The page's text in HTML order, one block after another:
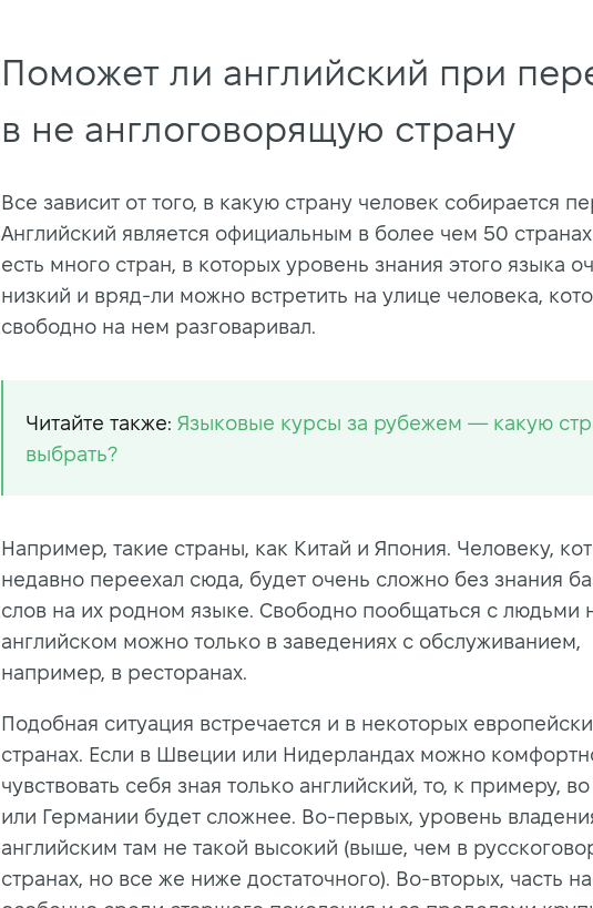
Поможет ли английский при
в не англоговорящую страну
Все зависит от того, в какую страну человек собирается
Английский является официальным в более чем 50
есть много стран, в которых уровень знания этого языка
низкий и вряд-ли можно встретить на улице человека,
свободно на нем разговаривал.
Читайте также: Языковые курсы за рубежем — какую
выбрать?
Например, такие страны, как Китай и Япония. Человеку,
недавно переехал сюда, будет очень сложно без знания
слов на их родном языке. Свободно пообщаться с людьми
английском можно только в заведениях с обслуживанием,
например, в ресторанах.
Подобная ситуация встречается и в некоторых
странах. Если в Швеции или Нидерландах можно
чувствовать себя зная только английский, то, к примеру,
или Германии будет сложнее. Во-первых, уровень
английским там не такой высокий (выше, чем в
странах, но все же ниже достаточного). Во-вторых, часть